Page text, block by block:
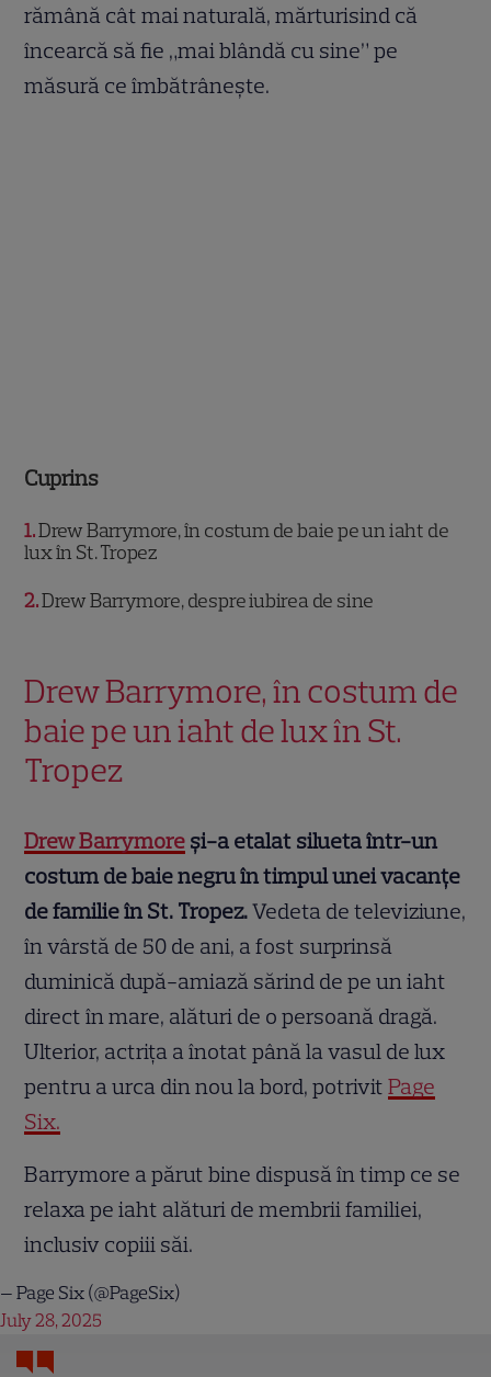
rămână cât mai naturală, mărturisind că
încearcă să fie „mai blândă cu sine” pe
măsură ce îmbătrânește.
Cuprins
1 Drew Barrymore, în costum de baie pe un iaht de
lux în St. Tropez
2 Drew Barrymore, despre iubirea de sine
Drew Barrymore, în costum de
baie pe un iaht de lux în St.
Tropez
Drew Barrymore și-a etalat silueta într-un
costum de baie negru în timpul unei vacanțe
de familie în St. Tropez.Vedeta de televiziune,
în vârstă de 50 de ani, a fost surprinsă
duminică după-amiază sărind de pe un iaht
direct în mare, alături de o persoană dragă.
Ulterior, actrița a înotat până la vasul de lux
pentru a urca din nou la bord, potrivitPage
Six.
Barrymore a părut bine dispusă în timp ce se
relaxa pe iaht alături de membrii familiei,
inclusiv copiii săi.
— Page Six (@PageSix)
July 28, 2025